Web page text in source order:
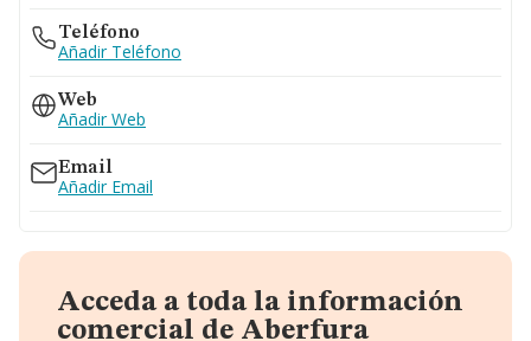
Teléfono
Añadir Teléfono
Web
Añadir Web
Email
Añadir Email
Acceda a toda la información
comercial de Aberfura